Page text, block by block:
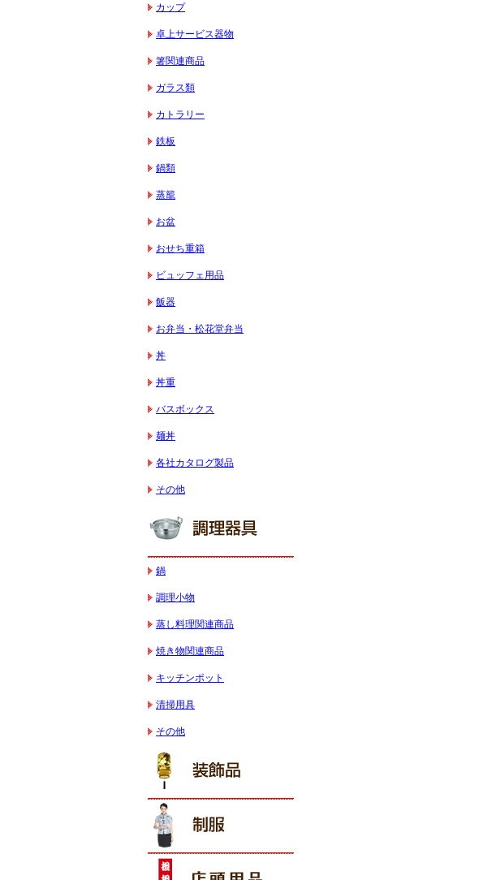
カップ
卓上サービス器物
箸関連商品
ガラス類
カトラリー
鉄板
鍋類
蒸籠
お盆
おせち重箱
ビュッフェ用品
飯器
お弁当・松花堂弁当
丼
丼重
バスボックス
麺丼
各社カタログ製品
その他
鍋
調理小物
蒸し料理関連商品
焼き物関連商品
キッチンポット
清掃用具
その他